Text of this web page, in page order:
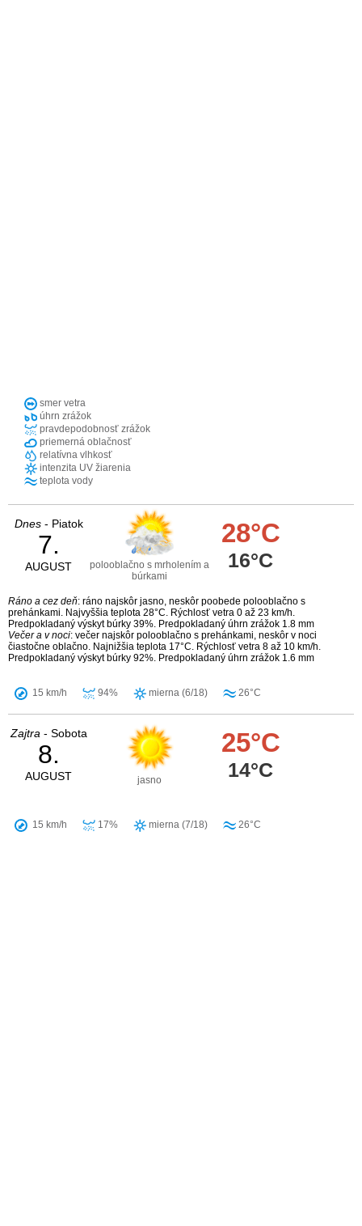
smer vetra
úhrn zrážok
pravdepodobnosť zrážok
priemerná oblačnosť
relatívna vlhkosť
intenzita UV žiarenia
teplota vody
Dnes- Piatok
7.
AUGUST
polooblačno s mrholením a
búrkami
28°C
16°C
Ráno a cez deň: ráno najskôr jasno, neskôr poobede polooblačno s
prehánkami. Najvyššia teplota 28°C. Rýchlosť vetra 0 až 23 km/h.
Predpokladaný výskyt búrky 39%. Predpokladaný úhrn zrážok 1.8 mm
Večer a v noci: večer najskôr polooblačno s prehánkami, neskôr v noci
čiastočne oblačno. Najnižšia teplota 17°C. Rýchlosť vetra 8 až 10 km/h.
Predpokladaný výskyt búrky 92%. Predpokladaný úhrn zrážok 1.6 mm
15 km/h 94% mierna (6/18) 26°C
Zajtra - Sobota
8.
AUGUST jasno
25°C
14°C
15 km/h 17% mierna (7/18) 26°C